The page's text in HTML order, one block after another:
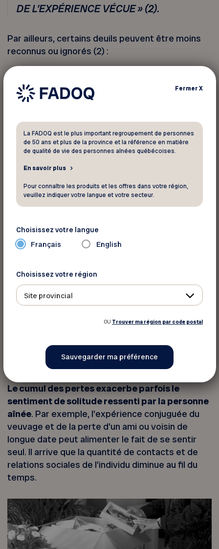
DE L’EXPÉRIENCE VÉCUE » (2).
Par ailleurs, certains deuils peuvent être moins
reconnus ou ignorés (2) :
aînés de la communauté LGBT
(lesbiennes, gais, bisexuels, transgenres)
étant souvent invisibles;
le deuil à la suite d’un suicide, le sujet étant
encore tabou;
le deuil animalier, qui n’est pas toujours pris
LE DEUIL BLANC
atteinte d’un trouble cognitif, comme la maladie
d’Alzheimer, est toujours présente
(psychologiques et affectives) sont de plus en
plus marquées (3). Elle change parfois à un point
tel qu’elle devient méconnaissable,
l’impression de perdre un être cher alors qu’il
. Les proches aidants sont
LA SOLITUDE ET L’ISOLEMENT
Le cumul des pertes exacerbe parfois le
sentiment de solitude ressenti par la personne
aînée. Par exemple, l’expérience conjuguée du
veuvage et de la perte d’un ami ou voisin de
longue date peut alimenter le fait de se sentir
seul. Il arrive que la quantité de contacts et de
relations sociales de l’individu diminue au fil du
temps.
FermerX
La FADOQ est le plus important regroupement de personnes
de 50 ans et plus de la province et la référence en matière
de qualité de vie des personnes aînées québécoises.
En savoir plus
Pour connaître les produits et les offres dans votre région,
veuillez indiquer votre langue et votre secteur.
Choisissez votre langue
Français English
Choisissez votre région
Site provincial
OU Trouver ma région par code postal